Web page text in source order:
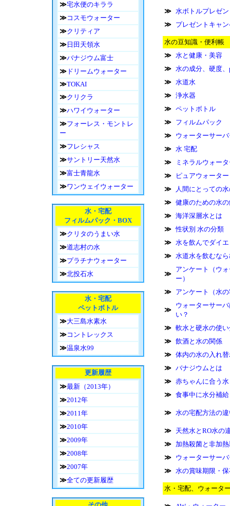
≫宅水便のキララ
≫コスモウォーター
≫クリティア
≫日田天領水
≫バナジウム富士
≫ドリームウォーター
≫TOKAI
≫クリクラ
≫ハワイウォーター
≫フォーレス・モントレ
ー
≫フレシャス
≫サントリー天然水
≫富士青龍水
≫ワンウェイウォーター
水・宅配
フィルムパック・BOX
≫クリタのうまい水
≫道志村の水
≫プラチナウォーター
≫北投石水
水・宅配
ペットボトル
≫大三島水素水
≫コントレックス
≫温泉水99
更新履歴
≫最新（2013年）
≫2012年
≫2011年
≫2010年
≫2009年
≫2008年
≫2007年
≫全ての更新履歴
≫ 水ボトルプレゼン
≫
プレゼントキャ
水の豆知識・便利帳
≫ 水と健康・美容
≫ 水の成分、硬度、
≫ 水道水
≫ 浄水器
≫ ペットボトル
≫
フィルムパック
≫
ウォーターサーバ
≫ 水 宅配
≫
ミネラルウォー
≫
ピュアウォーター
≫
人間にとっての
≫ 健康のための水
≫ 海洋深層水とは
≫ 性状別 水の分類
≫ 水を飲んでダイ
≫ 水道水を飲むな
≫
アンケート（ウ
ー）
≫
アンケート（水
≫
ウォーターサー
い？
≫ 軟水と硬水の使
≫ 飲酒と水の関係
≫ 体内の水の入れ
≫ バナジウムとは
≫ 赤ちゃんに合う水
≫ 食事中に水分補給
≫ 水の宅配方法の違
≫
天然水とRO水の
≫
加熱殺菌と非加
≫
ウォーターサー
≫ 水の賞味期限・
水・宅配、ウォータ